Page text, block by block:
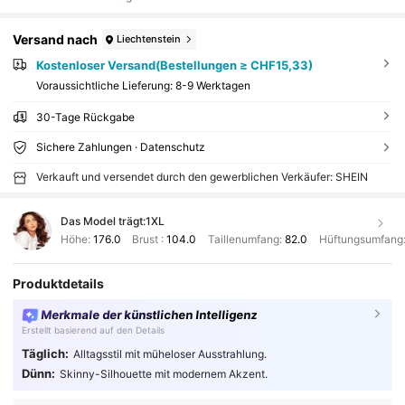
Versand nach Liechtenstein
Kostenloser Versand(Bestellungen ≥ CHF15,33)
Voraussichtliche Lieferung: 8-9 Werktagen
30-Tage Rückgabe
Sichere Zahlungen · Datenschutz
Verkauft und versendet durch den gewerblichen Verkäufer: SHEIN
Das Model trägt:1XL
Höhe: 176.0 Brust :104.0 Taillenumfang: 82.0
Produktdetails
Merkmale der künstlichen Intelligenz
Erstellt basierend auf den Details
Täglich: Alltagsstil mit müheloser Ausstrahlung.
Dünn: Skinny-Silhouette mit modernem Akzent.